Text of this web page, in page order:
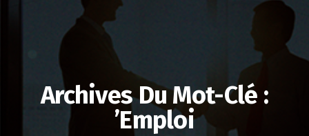
Archives Du Mot-Clé :
’emploi